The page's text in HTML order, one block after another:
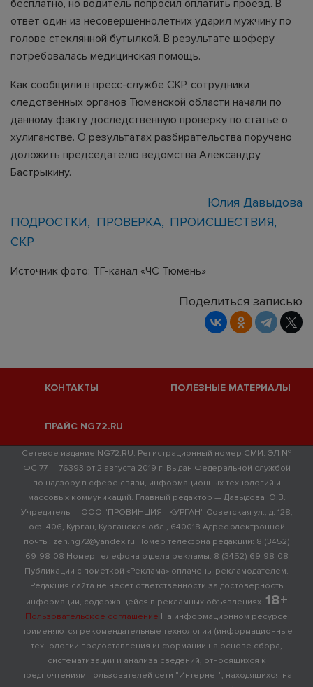
бесплатно, но водитель попросил оплатить проезд. В
ответ один из несовершеннолетних ударил мужчину по
голове стеклянной бутылкой. В результате шоферу
потребовалась медицинская помощь.
Как сообщили в пресс-службе СКР, сотрудники
следственных органов Тюменской области начали по
данному факту доследственную проверку по статье о
хулиганстве. О результатах разбирательства поручено
доложить председателю ведомства Александру
Бастрыкину.
Юлия Давыдова
ПОДРОСТКИ
ПРОВЕРКА
ПРОИСШЕСТВИЯ
СКР
Источник фото: ТГ-канал «ЧС Тюмень»
Поделиться записью
КОНТАКТЫ ПОЛЕЗНЫЕ МАТЕРИАЛЫ
ПРАЙС NG72.RU
Сетевое издание NG72.RU. Регистрационный номер СМИ: ЭЛ №
ФС 77 — 76393 от 2 августа 2019 г. Выдан Федеральной службой
по надзору в сфере связи, информационных технологий и
массовых коммуникаций. Главный редактор — Давыдова Ю.В.
Учредитель — ООО "ПРОВИНЦИЯ - КУРГАН" Советская ул., д. 128,
оф. 406, Курган, Курганская обл., 640018 Адрес электронной
почты: zen.ng72@yandex.ru Номер телефона редакции: 8 (3452)
69-98-08 Номер телефона отдела рекламы: 8 (3452) 69-98-08
Публикации с пометкой «Реклама» оплачены рекламодателем.
Редакция сайта не несет ответственности за достоверность
информации, содержащейся в рекламных объявлениях. 18+
Пользовательское соглашение На информационном ресурсе
применяются рекомендательные технологии (информационные
технологии предоставления информации на основе сбора,
систематизации и анализа сведений, относящихся к
предпочтениям пользователей сети "Интернет", находящихся на